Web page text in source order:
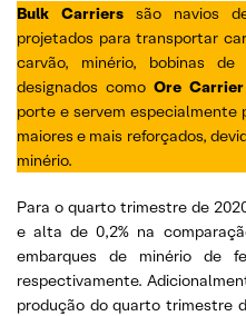
Bulk Carriers são navios
projetados para transportar
carvão, minério, bobinas
designados como Ore Carrier
porte e servem especialmente
maiores e mais reforçados,
minério.
Para o quarto trimestre de
e alta de 0,2% na
embarques de minério de
respectivamente.
produção do quarto trimestre